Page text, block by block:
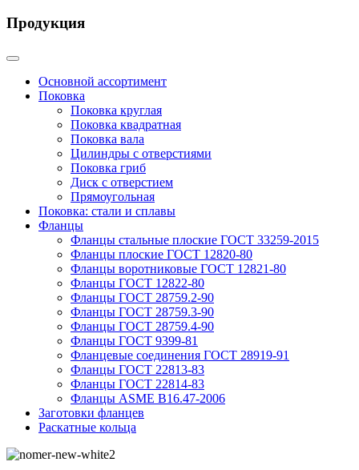
Продукция
Основной ассортимент
Поковка
Поковка круглая
Поковка квадратная
Поковка вала
Цилиндры с отверстиями
Поковка гриб
Диск с отверстием
Прямоугольная
Поковка: cтали и сплавы
Фланцы
Фланцы стальные плоские ГОСТ 33259-2015
Фланцы плоские ГОСТ 12820-80
Фланцы воротниковые ГОСТ 12821-80
Фланцы ГОСТ 12822-80
Фланцы ГОСТ 28759.2-90
Фланцы ГОСТ 28759.3-90
Фланцы ГОСТ 28759.4-90
Фланцы ГОСТ 9399-81
Фланцевые соединения ГОСТ 28919-91
Фланцы ГОСТ 22813-83
Фланцы ГОСТ 22814-83
Фланцы ASME B16.47-2006
Заготовки фланцев
Раскатные кольца